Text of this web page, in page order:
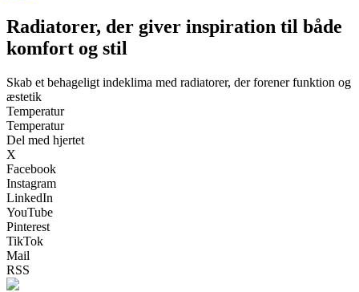
Radiatorer, der giver inspiration til både
komfort og stil
Skab et behageligt indeklima med radiatorer, der forener funktion og
æstetik
Temperatur
Temperatur
Del med hjertet
X
Facebook
Instagram
LinkedIn
YouTube
Pinterest
TikTok
Mail
RSS